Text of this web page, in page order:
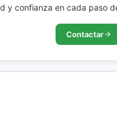
y confianza en cada paso
Contactar